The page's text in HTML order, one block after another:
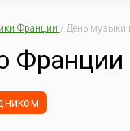
Франции / День музыки
Франции